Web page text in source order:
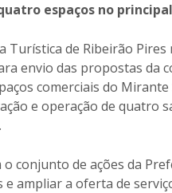
espaços no
Turística de Ribeirão
envio das propostas da
comerciais do
e operação de quatro
conjunto de ações da
ampliar a oferta de